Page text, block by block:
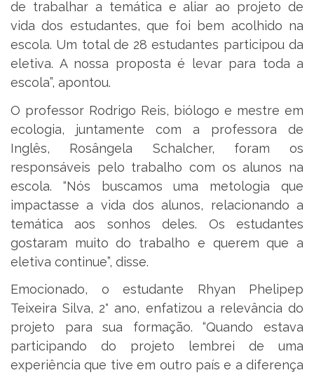
de trabalhar a temática e aliar ao projeto de
vida dos estudantes, que foi bem acolhido na
escola. Um total de 28 estudantes participou da
eletiva. A nossa proposta é levar para toda a
escola”, apontou.
O professor Rodrigo Reis, biólogo e mestre em
ecologia, juntamente com a professora de
Inglês, Rosângela Schalcher, foram os
responsáveis pelo trabalho com os alunos na
escola. “Nós buscamos uma metologia que
impactasse a vida dos alunos, relacionando a
temática aos sonhos deles. Os estudantes
gostaram muito do trabalho e querem que a
eletiva continue”, disse.
Emocionado, o estudante Rhyan Phelipep
Teixeira Silva, 2° ano, enfatizou a relevância do
projeto para sua formação. “Quando estava
participando do projeto lembrei de uma
experiência que tive em outro país e a diferença